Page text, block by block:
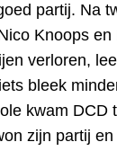
partij. Na
Knoops
verloren,
bleek
kwam DCD
zijn partij en